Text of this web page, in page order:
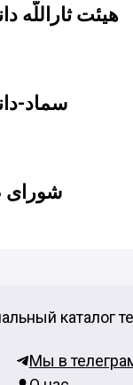
هیئت ثاراللّه
سماد-
شورای
каталог
Мы в